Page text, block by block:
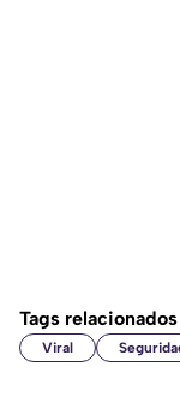
Tags relacionados
Viral